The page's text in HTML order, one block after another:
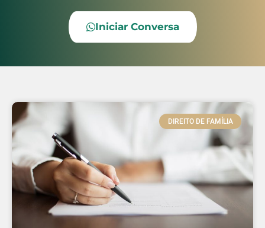
Iniciar Conversa
DIREITO DE FAMÍLIA